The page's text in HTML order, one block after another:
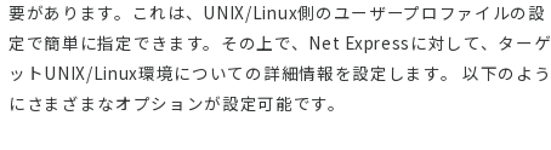
要があります。これは、UNIX/Linux側のユーザープロファイルの設
定で簡単に指定できます。その上で、Net Expressに対して、ターゲ
ットUNIX/Linux環境についての詳細情報を設定します。 以下のよう
にさまざまなオプションが設定可能です。